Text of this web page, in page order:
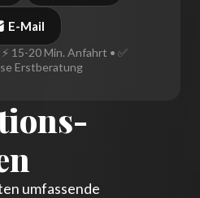
E-Mail
15-20 Min. Anfahrt • ✅
Erstberatung
umfassende